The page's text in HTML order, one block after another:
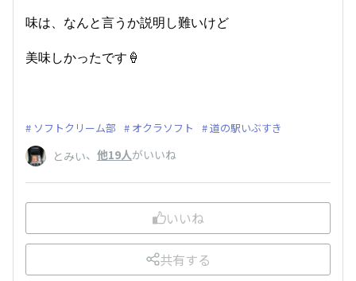
味は、なんと言うか説明し難いけど
美味しかったです🍦
ソフトクリーム部 オクラソフト 道の駅いぶすき
とみい、 他19人がいいね
いいね
共有する